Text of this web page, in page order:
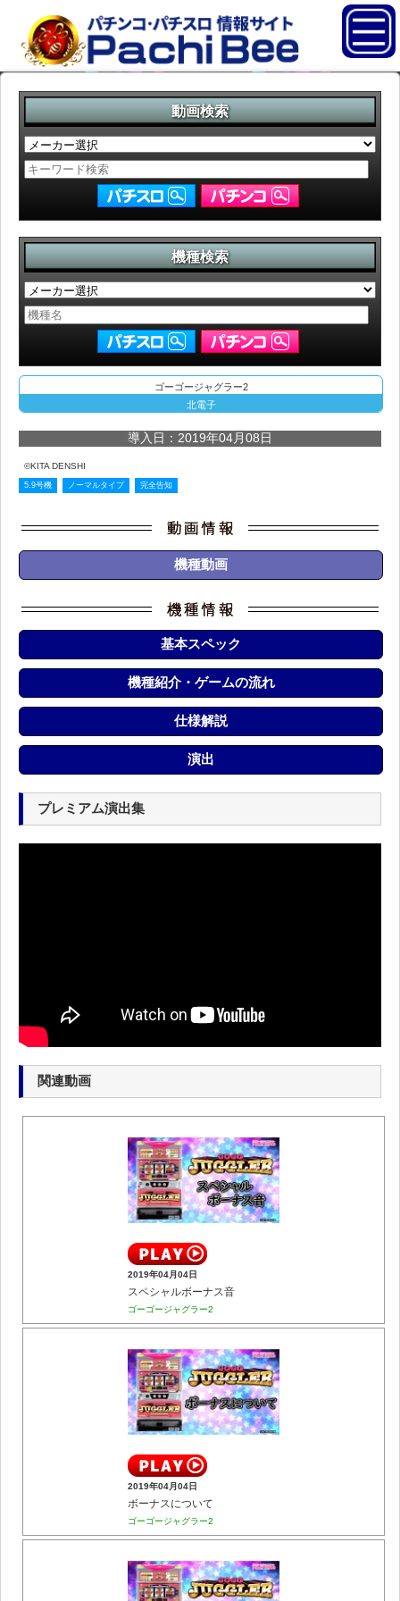
動画検索
機種検索
ゴーゴージャグラー2
北電子
導入日：2019年04月08日
©KITA DENSHI
5.9号機 ノーマルタイプ 完全告知
機種動画
基本スペック
機種紹介・ゲームの流れ
仕様解説
演出
プレミアム演出集
関連動画
2019年04月04日
スペシャルボーナス音
ゴーゴージャグラー2
2019年04月04日
ボーナスについて
ゴーゴージャグラー2